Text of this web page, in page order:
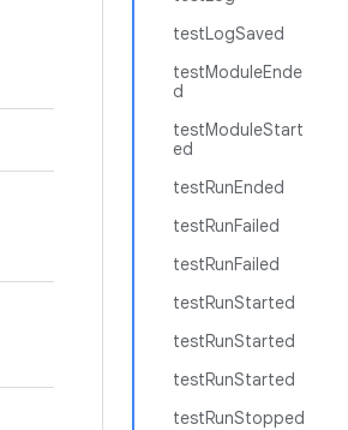
testLogSaved
testModuleEnde
d
testModuleStart
ed
testRunEnded
testRunFailed
testRunFailed
testRunStarted
testRunStarted
testRunStarted
testRunStopped